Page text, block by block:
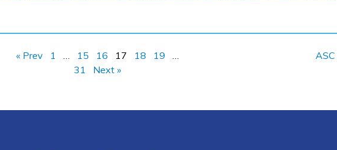
« Prev 1 15 16 17 18 19
31
Next »
ASC